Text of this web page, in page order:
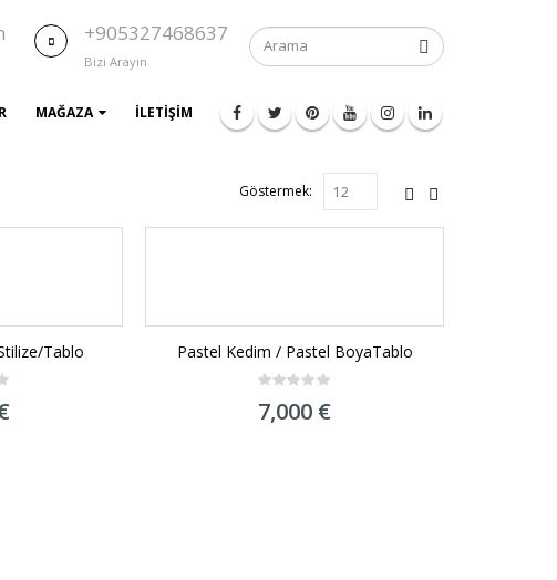
+905327468637
Bizi Arayın
MAĞAZA İLETIŞIM
Göstermek:
Tablo Pastel Kedim / Pastel BoyaTablo
0
out
7,000 €